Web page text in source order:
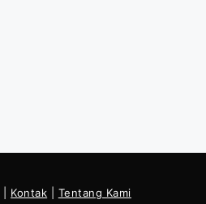
Kontak Tentang Kami